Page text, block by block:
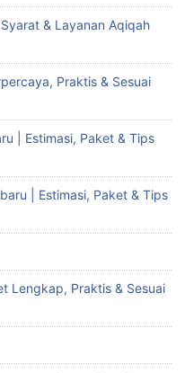
& Layanan Aqiqah
Praktis & Sesuai
| Estimasi, Paket & Tips
| Estimasi, Paket & Tips
Lengkap, Praktis & Sesuai